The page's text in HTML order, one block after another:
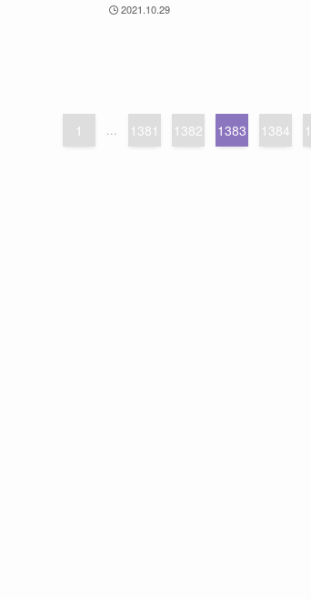
2021.10.29
1 ... 1381 1382 1383 1384